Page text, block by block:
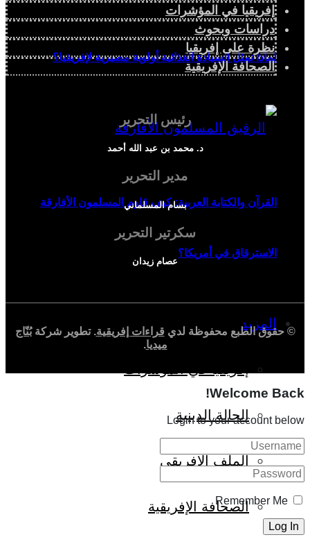
لماذا تمثل السيادة الغذائية أولوية مصيرية لإفريقيا؟
القرآن والكتابة العربية: كيف قاوم المسلمون الأفارقة
الاسترقاق في أمريكا؟
المزيد
الحالة الدينية
الملف الإفريقي
الصحافة الإفريقية
إفريقيا في المؤشرات
دراسات وبحوث
نظرة على إفريقيا
الصحافة الإفريقية
رئيس التحرير
د. محمد بن عبد الله أحمد
مدير التحرير
بسام المسلماني
سكرتير التحرير
عصام زيدان
© حقوق الطبع محفوظة لدي قراءات إفريقية. تطوير شركةبُنّاج
ميديا.
Welcome Back!
Login to your account below
Remember Me